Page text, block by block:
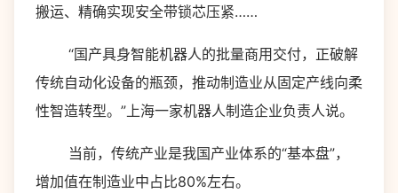
搬运、精确实现安全带锁芯压紧……
“国产具身智能机器人的批量商用交付，正破解
传统自动化设备的瓶颈，推动制造业从固定产线向柔
性智造转型。”上海一家机器人制造企业负责人说。
当前，传统产业是我国产业体系的“基本盘”，
增加值在制造业中占比80%左右。